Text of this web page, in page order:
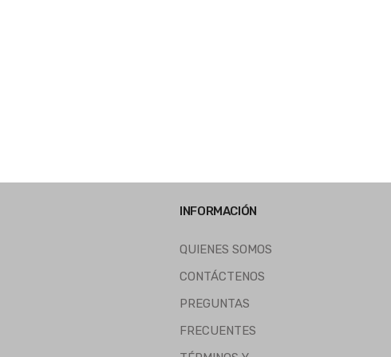
INFORMACIÓN
QUIENES SOMOS
CONTÁCTENOS
PREGUNTAS
FRECUENTES